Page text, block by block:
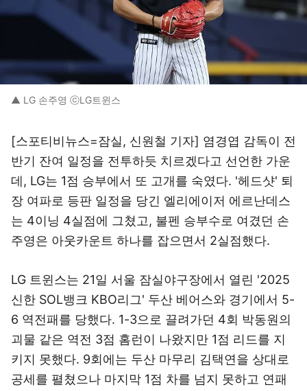
▲ LG 손주영 ⓒLG트윈스
[스포티비뉴스=잠실, 신원철 기자] 염경엽 감독이 전
반기 잔여 일정을 전투하듯 치르겠다고 선언한 가운
데, LG는 1점 승부에서 또 고개를 숙였다. '헤드샷' 퇴
장 여파로 등판 일정을 당긴 엘리에이저 에르난데스
는 4이닝 4실점에 그쳤고, 불펜 승부수로 여겼던 손
주영은 아웃카운트 하나를 잡으면서 2실점했다.
LG 트윈스는 21일 서울 잠실야구장에서 열린 '2025
신한 SOL뱅크 KBO리그' 두산 베어스와 경기에서 5-
6 역전패를 당했다. 1-3으로 끌려가던 4회 박동원의
괴물 같은 역전 3점 홈런이 나왔지만 1점 리드를 지
키지 못했다. 9회에는 두산 마무리 김택연을 상대로
공세를 펼쳤으나 마지막 1점 차를 넘지 못하고 연패